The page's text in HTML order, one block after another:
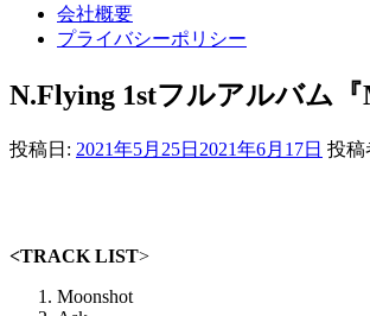
会社概要
プライバシーポリシー
N.Flying 1stフルアルバム
投稿日: 2021年5月25日 2021年6月17日 投稿
<TRACK LIST>
Moonshot